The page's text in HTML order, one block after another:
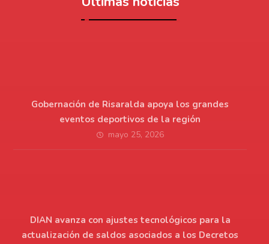
Gobernación de Risaralda apoya los grandes
eventos deportivos de la región
mayo 25, 2026
DIAN avanza con ajustes tecnológicos para la
actualización de saldos asociados a los Decretos